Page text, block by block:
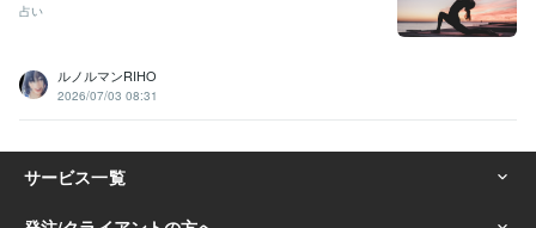
占い
ルノルマンRIHO
2026/07/03 08:31